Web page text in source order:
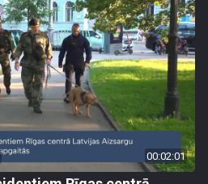
00:02:01